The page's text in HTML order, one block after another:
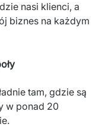
nasi klienci, a
biznes na każdym
tam, gdzie są
w ponad 20